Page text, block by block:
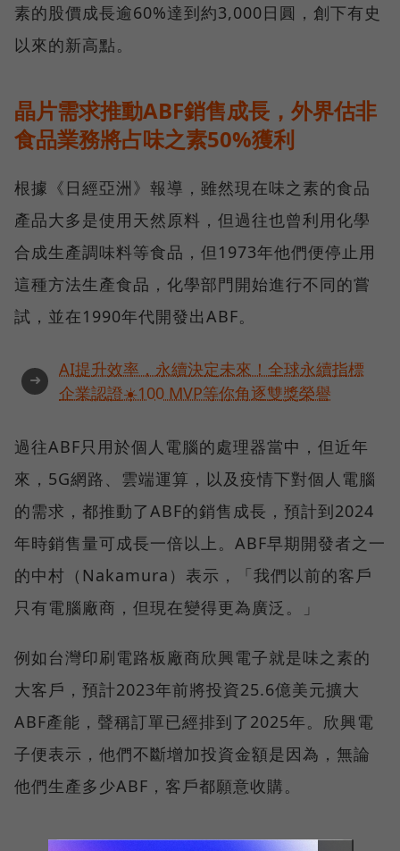
素的股價成長逾60%達到約3,000日圓，創下有史
以來的新高點。
晶片需求推動ABF銷售成長，外界估非
食品業務將占味之素50%獲利
根據《日經亞洲》報導，雖然現在味之素的食品
產品大多是使用天然原料，但過往也曾利用化學
合成生產調味料等食品，但1973年他們便停止用
這種方法生產食品，化學部門開始進行不同的嘗
試，並在1990年代開發出ABF。
➜
AI提升效率，永續決定未來！全球永續指標
企業認證☀️100 MVP等你角逐雙獎榮譽
過往ABF只用於個人電腦的處理器當中，但近年
來，5G網路、雲端運算，以及疫情下對個人電腦
的需求，都推動了ABF的銷售成長，預計到2024
年時銷售量可成長一倍以上。ABF早期開發者之一
的中村（Nakamura）表示，「我們以前的客戶
只有電腦廠商，但現在變得更為廣泛。」
例如台灣印刷電路板廠商欣興電子就是味之素的
大客戶，預計2023年前將投資25.6億美元擴大
ABF產能，聲稱訂單已經排到了2025年。欣興電
子便表示，他們不斷增加投資金額是因為，無論
他們生產多少ABF，客戶都願意收購。